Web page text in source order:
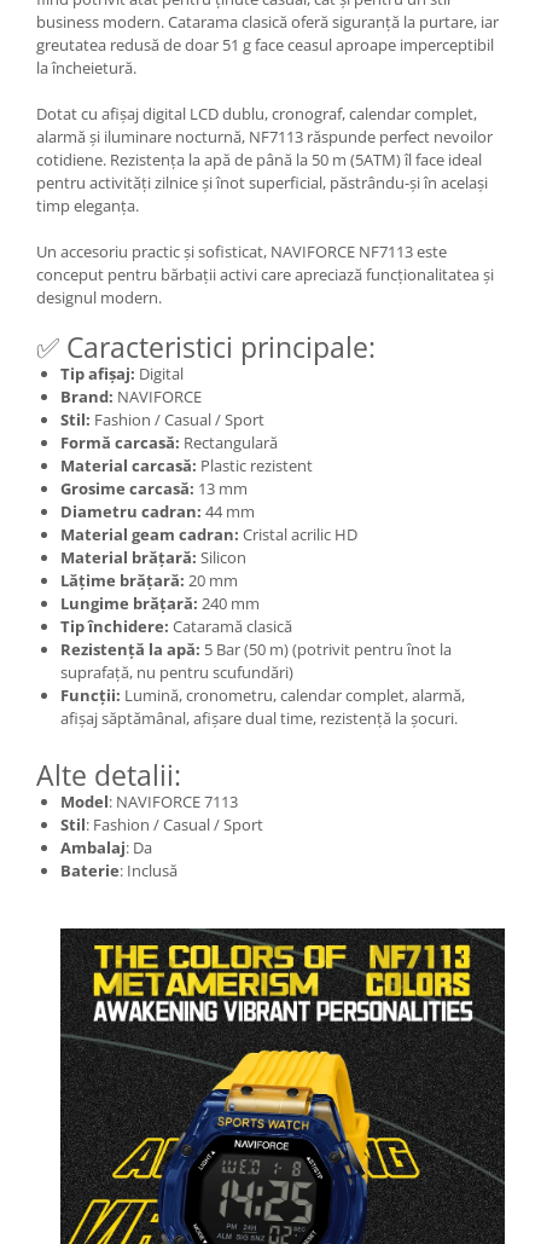
business modern. Catarama clasică oferă siguranță la purtare, iar
greutatea redusă de doar 51 g face ceasul aproape imperceptibil
la încheietură.
Dotat cu afișaj digital LCD dublu, cronograf, calendar complet,
alarmă și iluminare nocturnă, NF7113 răspunde perfect nevoilor
cotidiene. Rezistența la apă de până la 50 m (5ATM) îl face ideal
pentru activități zilnice și înot superficial, păstrându-și în același
timp eleganța.
Un accesoriu practic și sofisticat, NAVIFORCE NF7113 este
conceput pentru bărbații activi care apreciază funcționalitatea și
designul modern.
✅ Caracteristici principale:
Tip afișaj: Digital
Brand: NAVIFORCE
Stil: Fashion / Casual / Sport
Formă carcasă: Rectangulară
Material carcasă: Plastic rezistent
Grosime carcasă: 13 mm
Diametru cadran: 44 mm
Material geam cadran: Cristal acrilic HD
Material brățară: Silicon
Lățime brățară: 20 mm
Lungime brățară: 240 mm
Tip închidere: Cataramă clasică
Rezistență la apă: 5 Bar (50 m) (potrivit pentru înot la
suprafață, nu pentru scufundări)
Funcții: Lumină, cronometru, calendar complet, alarmă,
afișaj săptămânal, afișare dual time, rezistență la șocuri.
Alte detalii:
Model: NAVIFORCE 7113
Stil: Fashion / Casual / Sport
Ambalaj: Da
Baterie: Inclusă